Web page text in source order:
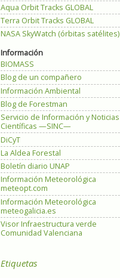
Aqua Orbit Tracks GLOBAL
Terra Orbit Tracks GLOBAL
NASA SkyWatch (órbitas satélites)
Información
BIOMASS
Blog de un compañero
Información Ambiental
Blog de Forestman
Servicio de Información y Noticias
Científicas —SINC—
DiCyT
La Aldea Forestal
Boletín diario UNAP
Información Meteorológica
meteopt.com
Información Meteorológica
meteogalicia.es
Visor Infraestructura verde
Comunidad Valenciana
Etiquetas